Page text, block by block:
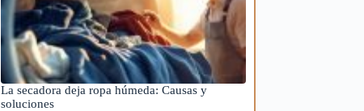
La secadora deja ropa húmeda: Causas y
soluciones